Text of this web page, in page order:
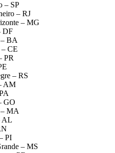
– SP
– RJ
– MG
DF
– BA
– CE
PR
– RS
AM
GO
– MA
AL
PI
– MS